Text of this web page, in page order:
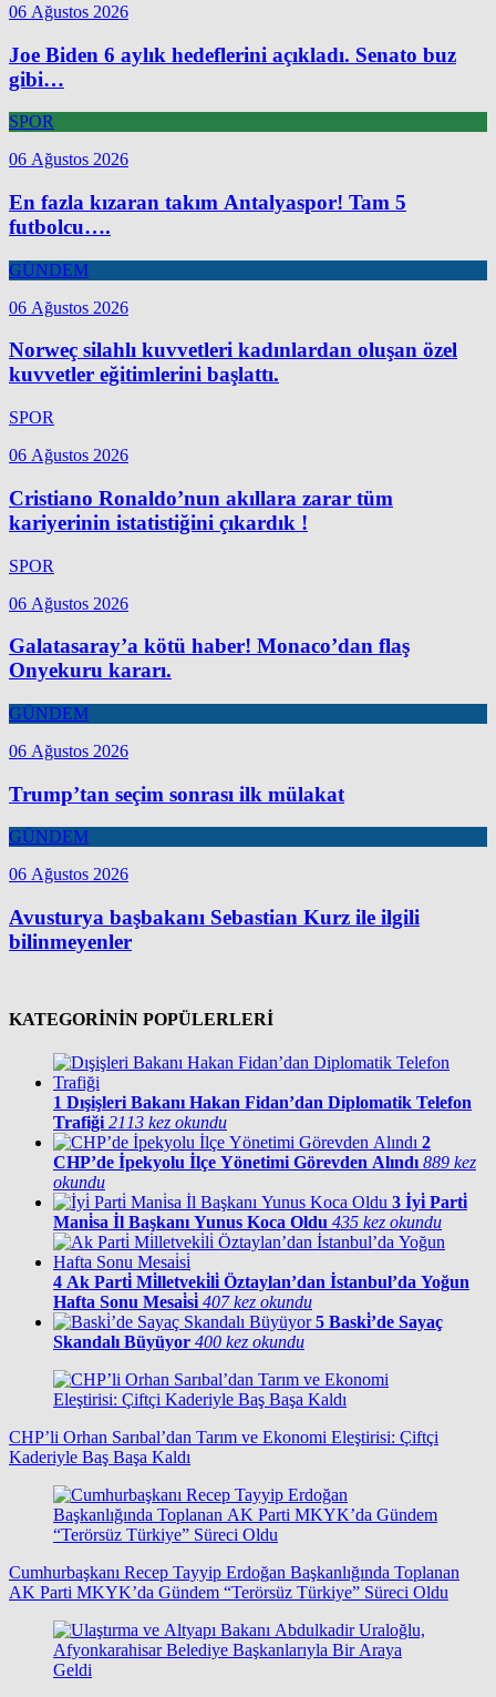
06 Ağustos 2026
Joe Biden 6 aylık hedeflerini açıkladı. Senato buz
gibi…
SPOR
06 Ağustos 2026
En fazla kızaran takım Antalyaspor! Tam 5
futbolcu….
GÜNDEM
06 Ağustos 2026
Norweç silahlı kuvvetleri kadınlardan oluşan özel
kuvvetler eğitimlerini başlattı.
SPOR
06 Ağustos 2026
Cristiano Ronaldo’nun akıllara zarar tüm
kariyerinin istatistiğini çıkardık !
SPOR
06 Ağustos 2026
Galatasaray’a kötü haber! Monaco’dan flaş
Onyekuru kararı.
GÜNDEM
06 Ağustos 2026
Trump’tan seçim sonrası ilk mülakat
GÜNDEM
06 Ağustos 2026
Avusturya başbakanı Sebastian Kurz ile ilgili
bilinmeyenler
KATEGORİNİN POPÜLERLERİ
1 Dışişleri Bakanı Hakan Fidan’dan Diplomatik Telefon
Trafiği 2113 kez okundu
2
CHP’de İpekyolu İlçe Yönetimi Görevden Alındı 889 kez
okundu
3 İyi̇ Parti̇
Mani̇sa İl Başkanı Yunus Koca Oldu 435 kez okundu
4 Ak Parti̇ Mi̇lletveki̇li̇ Öztaylan’dan İstanbul’da Yoğun
Hafta Sonu Mesai̇si̇ 407 kez okundu
5 Baski̇’de Sayaç
Skandalı Büyüyor 400 kez okundu
CHP’li Orhan Sarıbal’dan Tarım ve Ekonomi Eleştirisi: Çiftçi
Kaderiyle Baş Başa Kaldı
Cumhurbaşkanı Recep Tayyip Erdoğan Başkanlığında Toplanan
AK Parti MKYK’da Gündem “Terörsüz Türkiye” Süreci Oldu